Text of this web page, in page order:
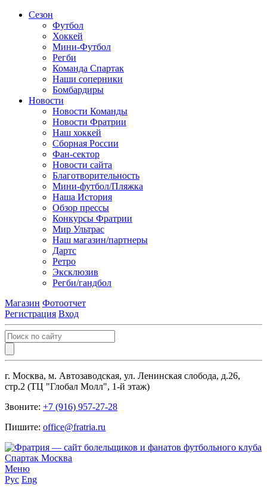
Сезон
Футбол
Хоккей
Мини-Футбол
Регби
Команда Спартак
Наши соперники
Бомбардиры
Новости
Новости Команды
Новости Фратрии
Наш хоккей
Сборная России
Фан-cектор
Новости сайта
Благотворительность
Мини-футбол/Пляжка
Наша История
Обзор прессы
Конкурсы Фратрии
Мир Ультрас
Наш магазин/партнеры
Дартс
Ретро
Эксклюзив
Регби/гандбол
Магазин Фотоотчет
Регистрация Вход
г. Москва, м. Автозаводская, ул. Ленинская слобода, д.26,
стр.2 (ТЦ "Глобал Молл", 1-й этаж)
Звоните: +7 (916) 957-27-28
Пишите: office@fratria.ru
Меню
Рус Eng